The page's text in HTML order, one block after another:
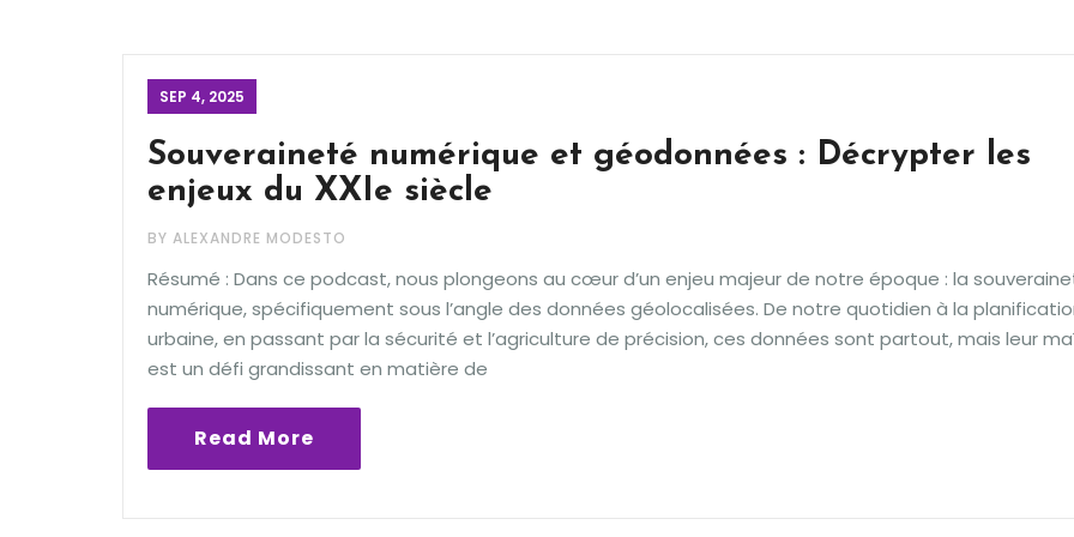
SEP 4, 2025
Souveraineté numérique et géodonnées : Décrypter les
enjeux du XXIe siècle
BY ALEXANDRE MODESTO
Résumé : Dans ce podcast, nous plongeons au cœur d’un enjeu majeur de notre époque : la
numérique, spécifiquement sous l’angle des données géolocalisées. De notre quotidien à la
urbaine, en passant par la sécurité et l’agriculture de précision, ces données sont partout, mais leur
est un défi grandissant en matière de
Read More